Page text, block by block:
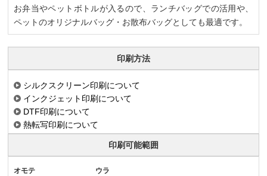
お弁当やペットボトルが入るので、ランチバッグでの活用や、
ペットのオリジナルバッグ・お散布バッグとしても最適です。
印刷方法
シルクスクリーン印刷について
インクジェット印刷について
DTF印刷について
熱転写印刷について
印刷可能範囲
オモテ ウラ